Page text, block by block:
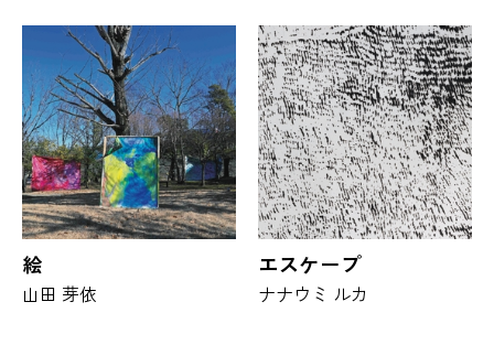
絵
山田 芽依
エスケープ
ナナウミ ルカ